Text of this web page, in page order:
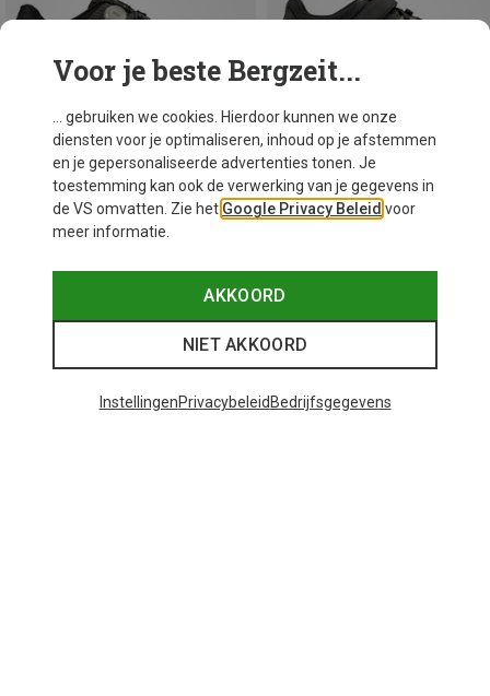
Je bespaart 29%
Scott
48 van 48 producten bekeken
Voor je beste Bergzeit...
... gebruiken we cookies. Hierdoor kunnen we onze
diensten voor je optimaliseren, inhoud op je afstemmen
en je gepersonaliseerde advertenties tonen. Je
toestemming kan ook de verwerking van je gegevens in
de VS omvatten. Zie het Google Privacy Beleid voor
meer informatie.
AKKOORD
NIET AKKOORD
InstellingenPrivacybeleid Bedrijfsgegevens